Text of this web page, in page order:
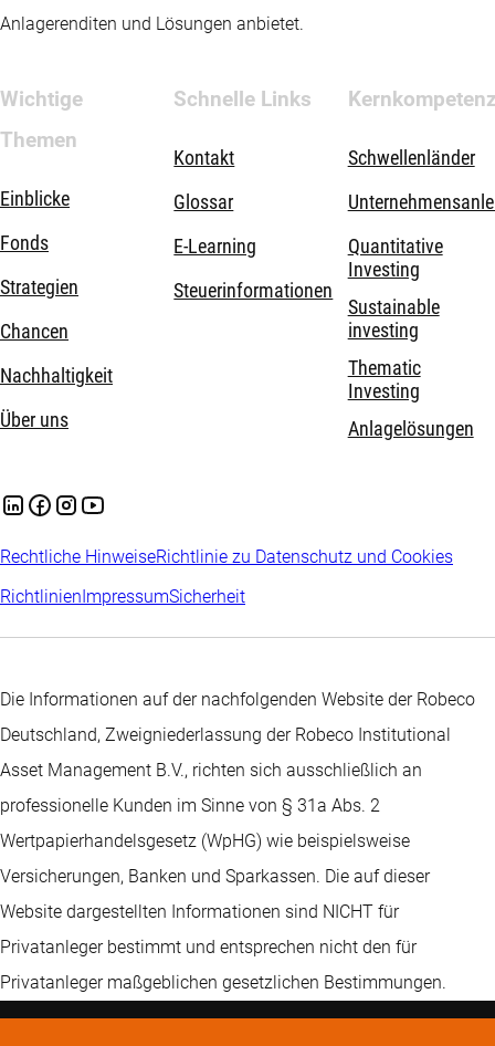
Anlagerenditen und Lösungen anbietet.
Wichtige
Themen
Einblicke
Fonds
Strategien
Chancen
Nachhaltigkeit
Über uns
Schnelle Links
Kontakt
Glossar
E-Learning
Steuerinformationen
Schwellenländer
Quantitative
Investing
Sustainable
investing
Thematic
Investing
Anlagelösungen
Rechtliche HinweiseRichtlinie zu Datenschutz und Cookies
RichtlinienImpressumSicherheit
Die Informationen auf der nachfolgenden Website der Robeco
Deutschland, Zweigniederlassung der Robeco Institutional
Asset Management B.V., richten sich ausschließlich an
professionelle Kunden im Sinne von § 31a Abs. 2
Wertpapierhandelsgesetz (WpHG) wie beispielsweise
Versicherungen, Banken und Sparkassen. Die auf dieser
Website dargestellten Informationen sind NICHT für
Privatanleger bestimmt und entsprechen nicht den für
Privatanleger maßgeblichen gesetzlichen Bestimmungen.